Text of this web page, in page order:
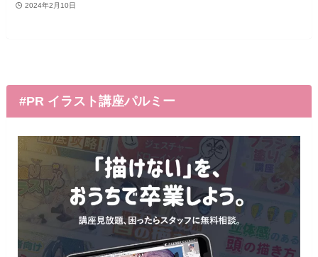
2024年2月10日
#PR イラスト講座パルミー